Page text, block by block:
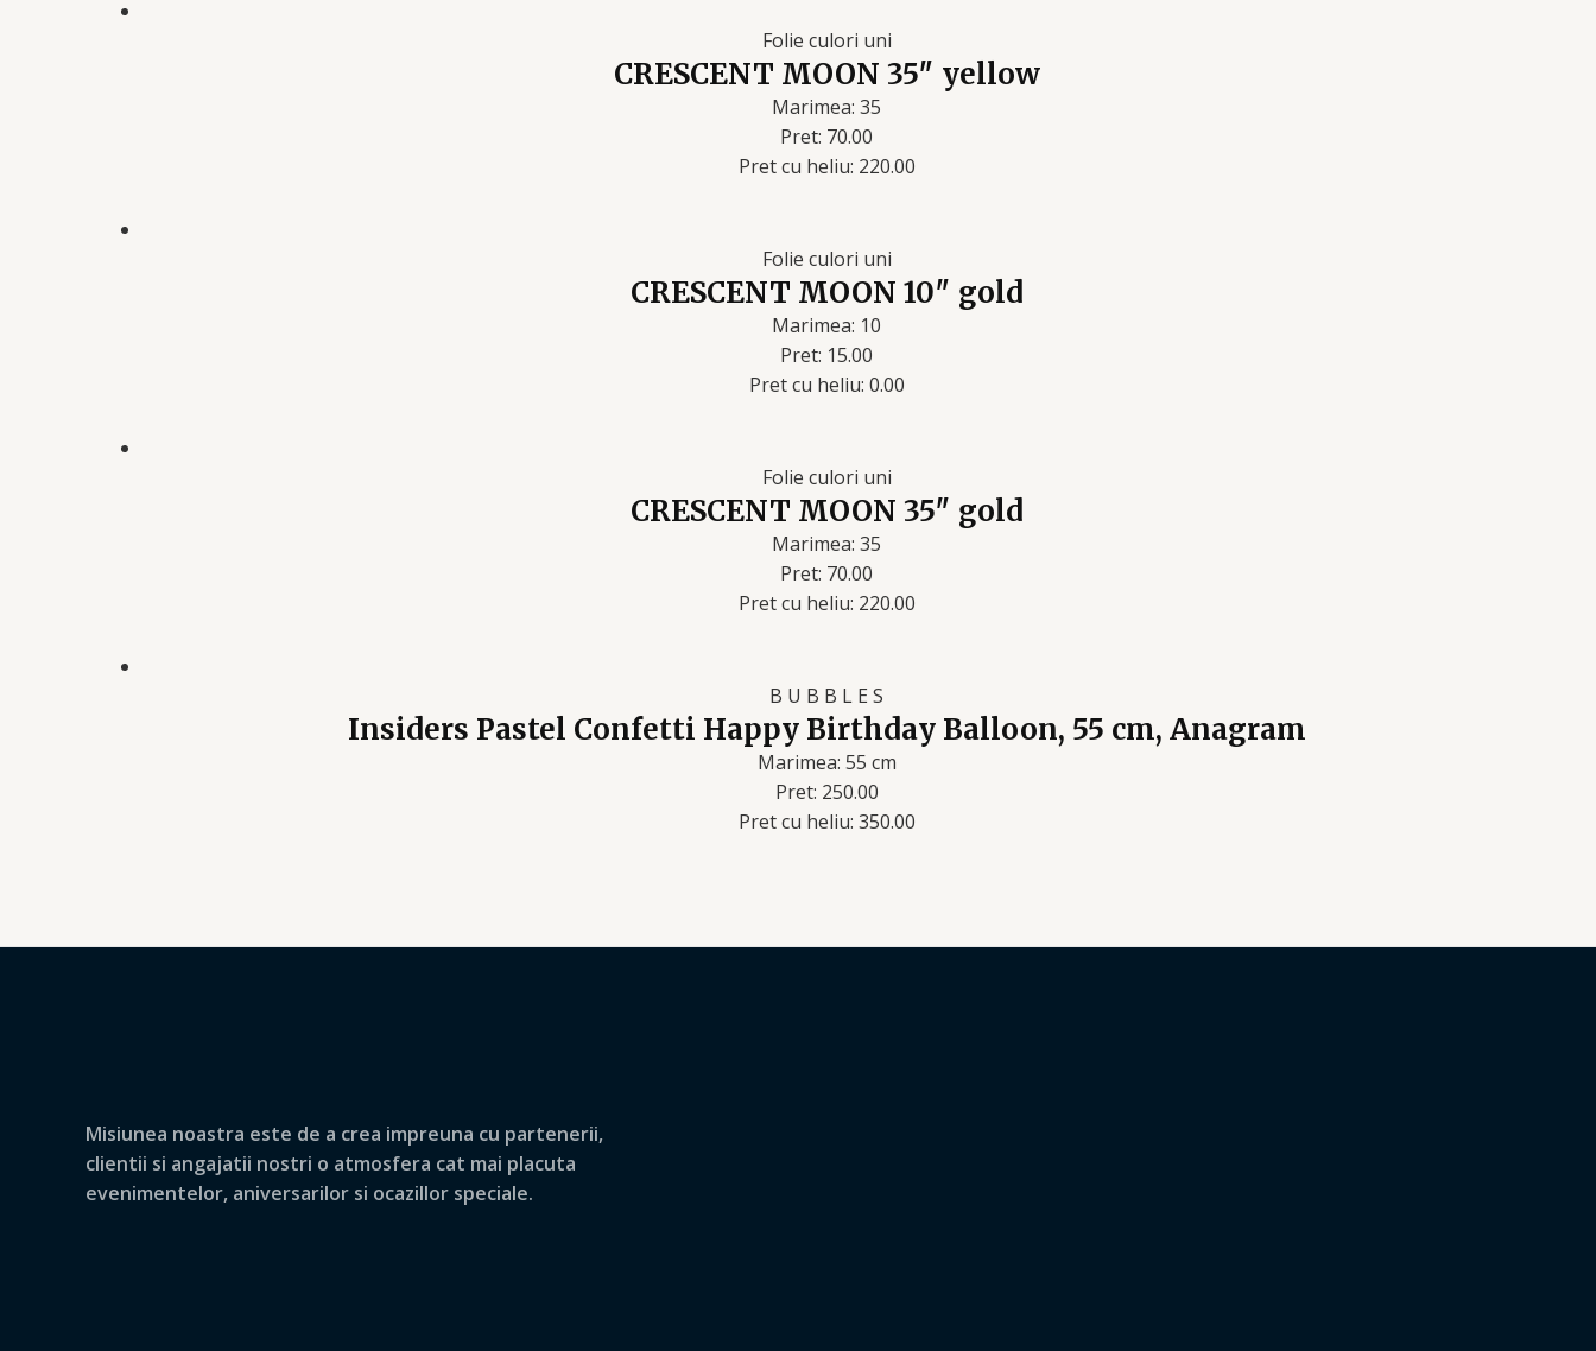
Folie culori uni
CRESCENT MOON 35″ yellow
Marimea: 35
Pret: 70.00
Pret cu heliu: 220.00
Folie culori uni
CRESCENT MOON 10″ gold
Marimea: 10
Pret: 15.00
Pret cu heliu: 0.00
Folie culori uni
CRESCENT MOON 35″ gold
Marimea: 35
Pret: 70.00
Pret cu heliu: 220.00
B U B B L E S
Insiders Pastel Confetti Happy Birthday Balloon, 55 cm, Anagram
Marimea: 55 cm
Pret: 250.00
Pret cu heliu: 350.00
Misiunea noastra este de a crea impreuna cu partenerii,
clientii si angajatii nostri o atmosfera cat mai placuta
evenimentelor, aniversarilor si ocazillor speciale.